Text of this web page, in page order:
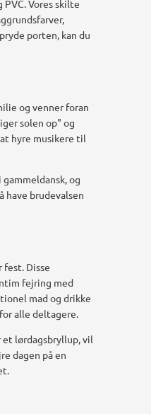
Vores skilte
porten, kan du
og venner foran
solen op" og
hyre musikere til
og
have brudevalsen
Disse
fejring med
mad og drikke
alle deltagere.
lørdagsbryllup, vil
dagen på en